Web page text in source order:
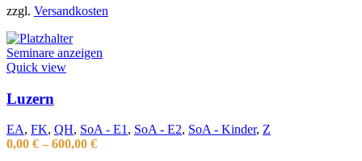
zzgl. Versandkosten
Seminare anzeigen
Quick view
Luzern
EA, FK, QH, SoA - E1 , SoA - E2, SoA - Kinder, Z
0,00 € – 600,00 €